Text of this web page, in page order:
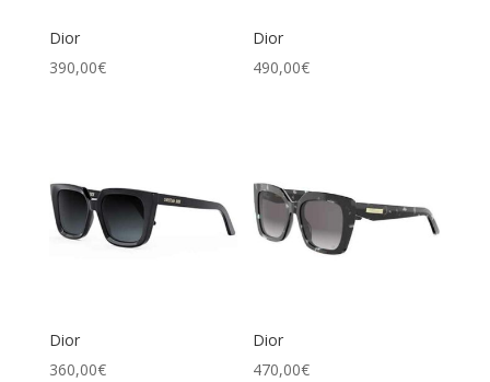
Dior
390,00€
Dior
490,00€
Dior
360,00€
Dior
470,00€